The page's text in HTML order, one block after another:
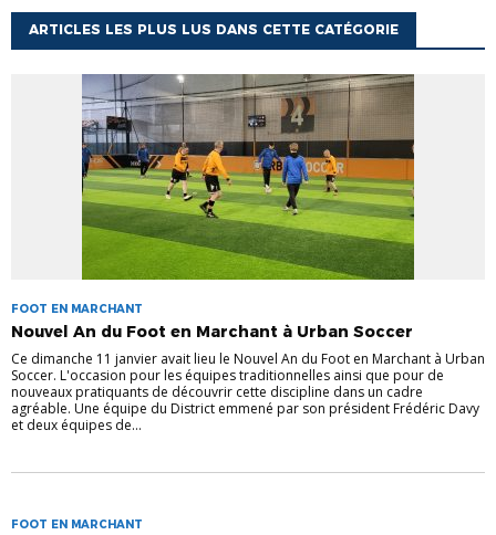
ARTICLES LES PLUS LUS DANS CETTE CATÉGORIE
FOOT EN MARCHANT
Nouvel An du Foot en Marchant à Urban Soccer
Ce dimanche 11 janvier avait lieu le Nouvel An du Foot en Marchant à Urban
Soccer. L'occasion pour les équipes traditionnelles ainsi que pour de
nouveaux pratiquants de découvrir cette discipline dans un cadre
agréable. Une équipe du District emmené par son président Frédéric Davy
et deux équipes de...
FOOT EN MARCHANT